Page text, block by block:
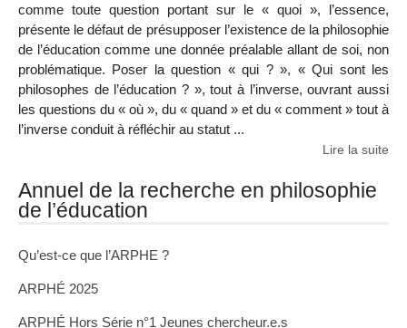
comme toute question portant sur le « quoi », l’essence,
présente le défaut de présupposer l’existence de la philosophie
de l’éducation comme une donnée préalable allant de soi, non
problématique. Poser la question « qui ? », « Qui sont les
philosophes de l’éducation ? », tout à l’inverse, ouvrant aussi
les questions du « où », du « quand » et du « comment » tout à
l’inverse conduit à réfléchir au statut ...
Lire la suite
Annuel de la recherche en philosophie
de l’éducation
Qu’est-ce que l’ARPHE ?
ARPHÉ 2025
ARPHÉ Hors Série n°1 Jeunes chercheur.e.s